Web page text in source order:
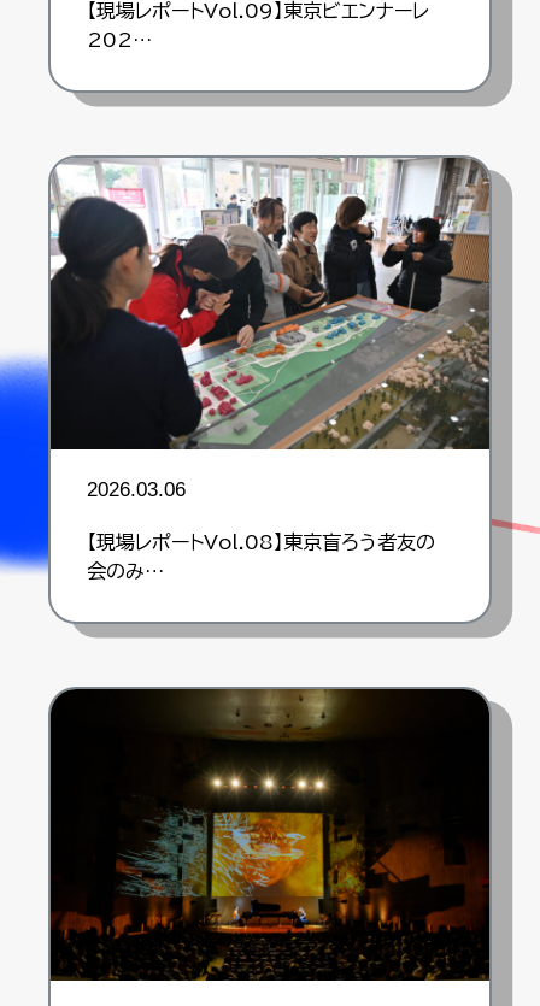
【現場レポートVol.09】東京ビエンナーレ
202…
2026.03.06
【現場レポートVol.08】東京盲ろう者友の
会のみ…